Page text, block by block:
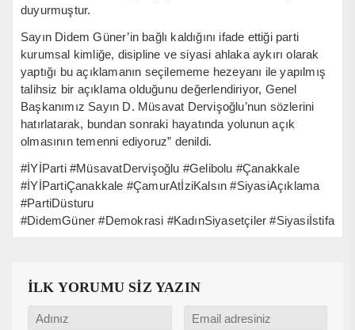
duyurmuştur.
Sayın Didem Güner’in bağlı kaldığını ifade ettiği parti
kurumsal kimliğe, disipline ve siyasi ahlaka aykırı olarak
yaptığı bu açıklamanın seçilememe hezeyanı ile yapılmış
talihsiz bir açıklama olduğunu değerlendiriyor, Genel
Başkanımız Sayın D. Müsavat Dervişoğlu’nun sözlerini
hatırlatarak, bundan sonraki hayatında yolunun açık
olmasının temenni ediyoruz” denildi.
#İYİParti #MüsavatDervişoğlu #Gelibolu #Çanakkale
#İYİPartiÇanakkale #ÇamurAtİziKalsın #SiyasiAçıklama
#PartiDüsturu
#DidemGüner #Demokrasi #KadınSiyasetçiler #Siyasiİstifa
İLK YORUMU SİZ YAZIN